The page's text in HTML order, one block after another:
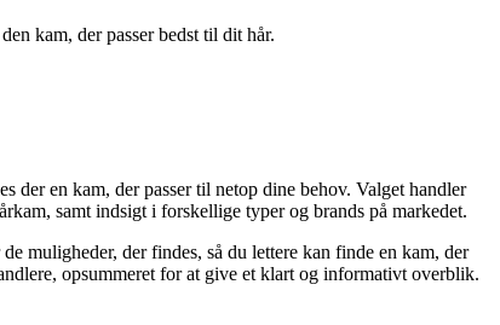
kam, der passer bedst til dit hår.
der en kam, der passer til netop dine behov. Valget handler
samt indsigt i forskellige typer og brands på markedet.
muligheder, der findes, så du lettere kan finde en kam, der
opsummeret for at give et klart og informativt overblik.